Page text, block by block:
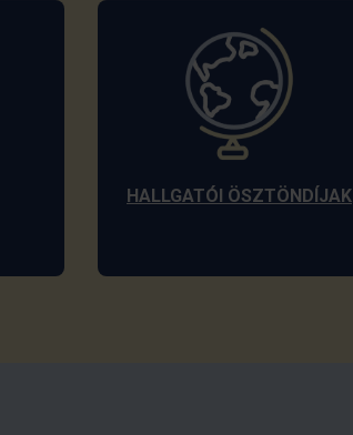
HALLGATÓI ÖSZTÖNDÍJAK